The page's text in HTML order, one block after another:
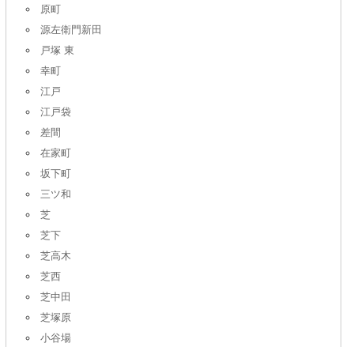
原町
源左衛門新田
戸塚 東
幸町
江戸
江戸袋
差間
在家町
坂下町
三ツ和
芝
芝下
芝高木
芝西
芝中田
芝塚原
小谷場